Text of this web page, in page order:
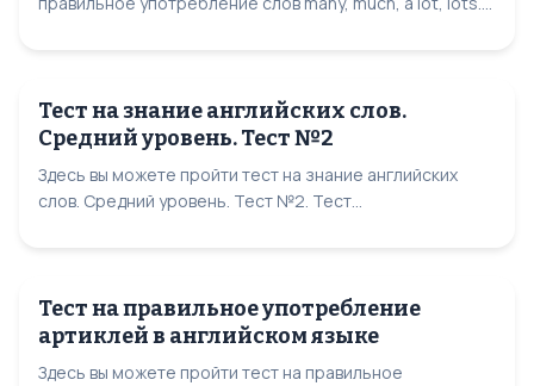
Тест на знание английских слов.
Средний уровень. Тест №2
Здесь вы можете пройти тест на знание английских
слов. Средний уровень. Тест №2. Тест...
Тест на правильное употребление
артиклей в английском языке
Здесь вы можете пройти тест на правильное